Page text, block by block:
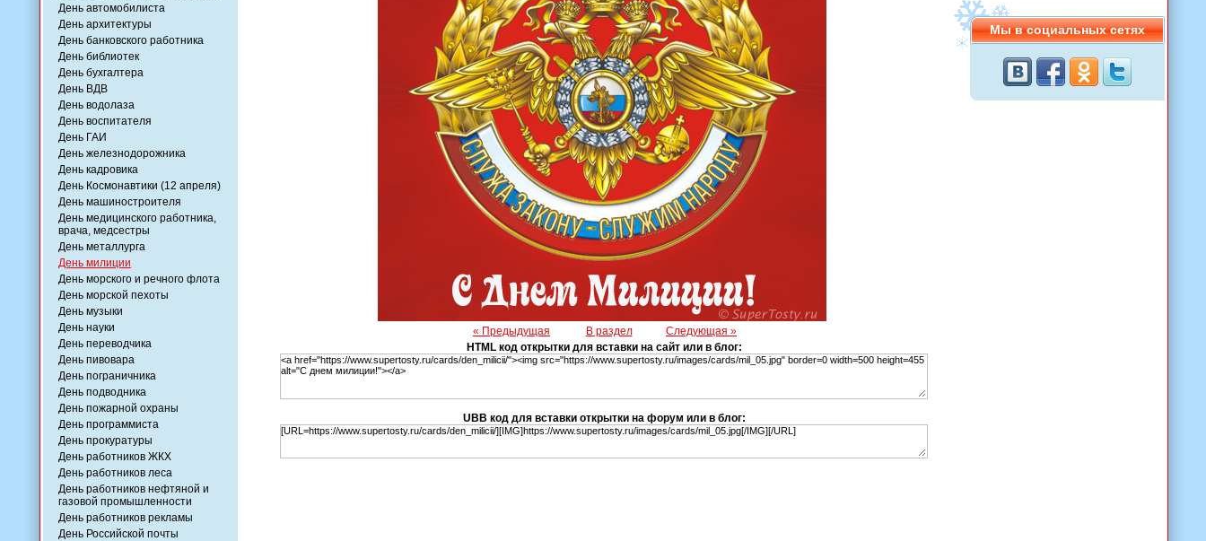
День автомобилиста
День архитектуры
День банковского работника
День библиотек
День бухгалтера
День ВДВ
День водолаза
День воспитателя
День ГАИ
День железнодорожника
День кадровика
День Космонавтики (12 апреля)
День машиностроителя
День медицинского работника,
врача, медсестры
День металлурга
День милиции
День морского и речного флота
День морской пехоты
День музыки
День науки
День переводчика
День пивовара
День пограничника
День подводника
День пожарной охраны
День программиста
День прокуратуры
День работников ЖКХ
День работников леса
День работников нефтяной и
газовой промышленности
День работников рекламы
День Российской почты
Мы в социальных сетях
« Предыдущая В раздел
Следующая »
HTML код открытки для вставки на сайт или в блог:
UBB код для вставки открытки на форум или в блог: